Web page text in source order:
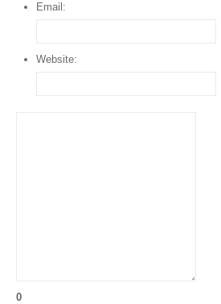
Email:
Website:
0